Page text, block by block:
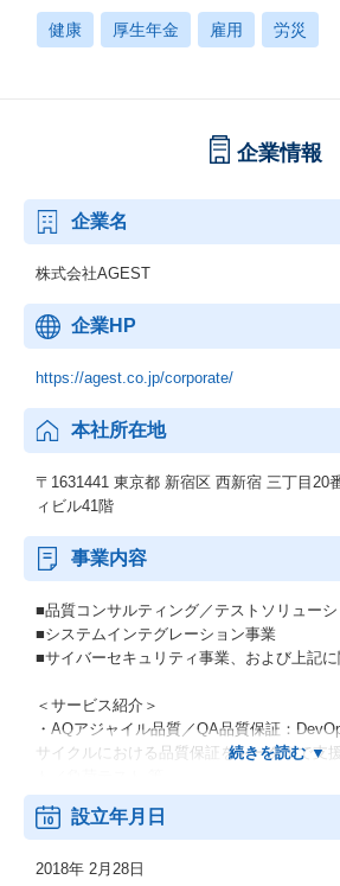
健康 厚生年金 雇用 労災
企業情報
企業名
株式会社AGEST
企業HP
https://agest.co.jp/corporate/
本社所在地
〒1631441 東京都 新宿区 西新宿 三丁目20
ィビル41階
事業内容
■品質コンサルティング／テストソリュー
■システムインテグレーション事業
■サイバーセキュリティ事業、および上記
＜サービス紹介＞
・AQアジャイル品質／QA品質保証：
サイクルにおける品質保証をトータルで支
・セキュリティ：脆弱性診断等の各種セキ
用。セキュリティ人材の研修／教育 等
ラウド化（AWS／GCP 等）の構築支援、
設立年月日
2018年 2月28日